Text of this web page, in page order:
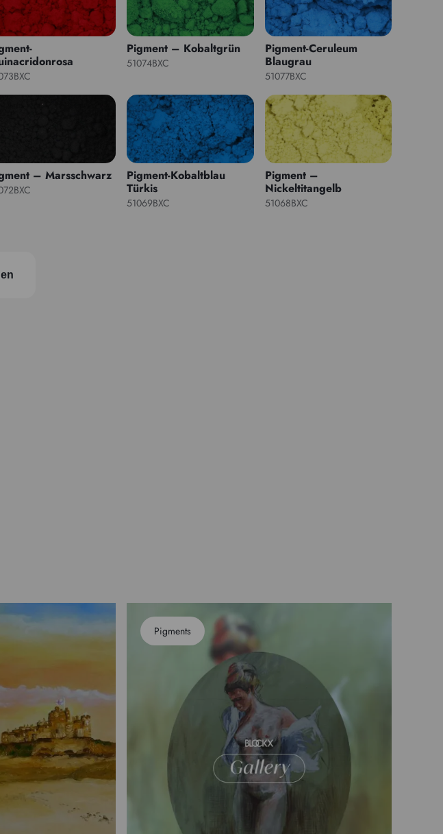
Pigment – Kobaltgrün
51074BXC
Pigment-Ceruleum
Blaugrau
51077BXC
– Marsschwarz
Pigment-Kobaltblau
Türkis
51069BXC
Pigment –
Nickeltitangelb
51068BXC
Pigments